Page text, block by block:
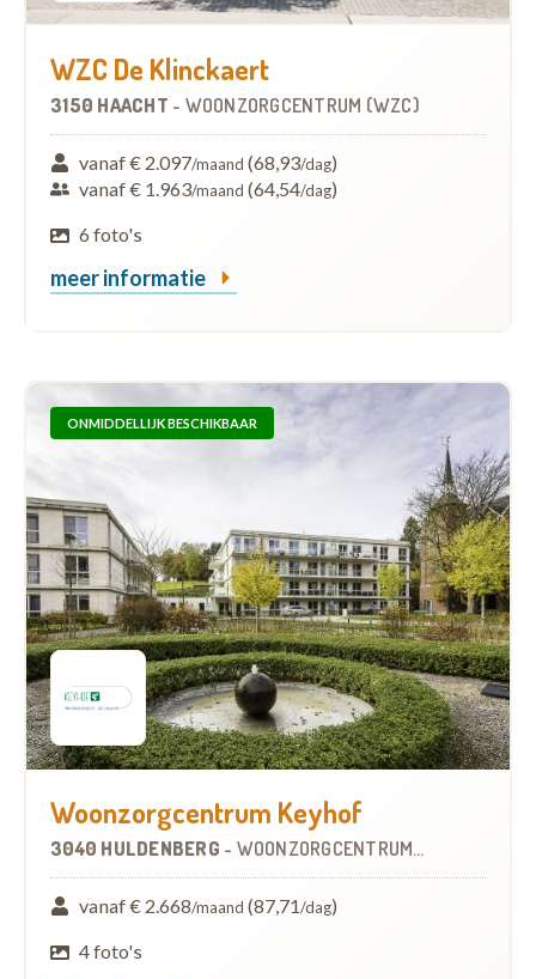
WZC De Klinckaert
3150 HAACHT - WOONZORGCENTRUM (WZC)
vanaf € 2.097/maand (68,93/dag)
vanaf € 1.963/maand (64,54/dag)
6 foto's
meer informatie
ONMIDDELLIJK BESCHIKBAAR
Woonzorgcentrum Keyhof
3040 HULDENBERG - WOONZORGCENTRUM (WZC)
vanaf € 2.668/maand (87,71/dag)
4 foto's